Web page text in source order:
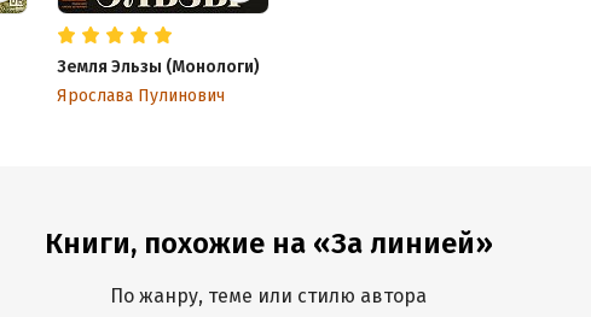
Земля Эльзы (Монологи)
Ярослава Пулинович
Книги, похожие на «За линией»
По жанру, теме или стилю автора